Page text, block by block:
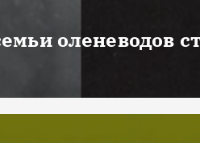
оленеводов